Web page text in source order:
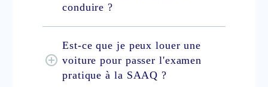
conduire ?
Est-ce que je peux louer une
voiture pour passer l'examen
pratique à la SAAQ ?